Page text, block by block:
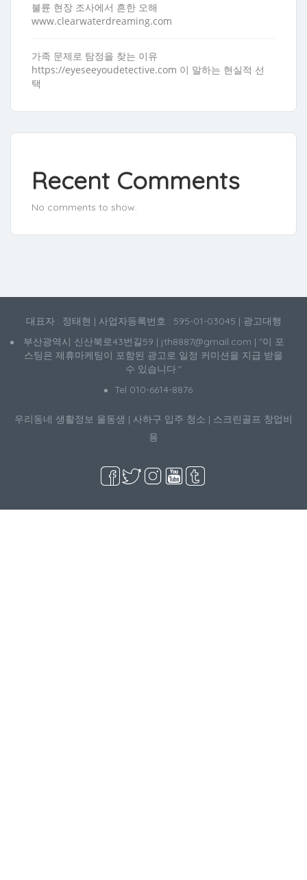
불륜 현장 조사에서 흔한 오해
www.clearwaterdreaming.com
가족 문제로 탐정을 찾는 이유
https://eyeseeyoudetective.com 이 말하는 현실적 선
택
Recent Comments
No comments to show.
대표자 : 정태현 | 사업자등록번호 : 595-01-03045 | 광고대행
부산광역시 신산북로43번길59 | jth8887@gmail.com | "이 포
스팅은 제휴마케팅이 포함된 광고로 일정 커미션을 지급 받을
수 있습니다."
Tel 010-6614-8876
우리동네 생활정보 울동생 | 사하구 입주 청소 | 스크린골프 창업비
용